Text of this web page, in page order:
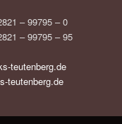
– 99795 – 0
– 99795 – 95
teutenberg.de
teutenberg.de